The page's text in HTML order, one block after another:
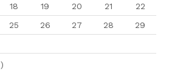
18 19 20 21
22
25 26 27 28
29